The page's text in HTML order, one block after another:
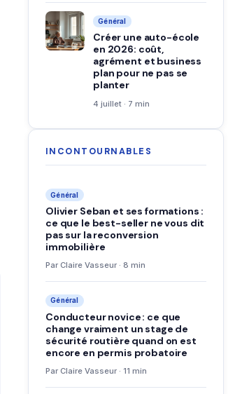
Général
Créer une auto-école
en 2026: coût,
agrément et business
plan pour ne pas se
planter
4 juillet · 7 min
INCONTOURNABLES
Général
Olivier Seban et ses formations :
ce que le best-seller ne vous dit
pas sur la reconversion
immobilière
Par Claire Vasseur · 8 min
Général
Conducteur novice : ce que
change vraiment un stage de
sécurité routière quand on est
encore en permis probatoire
Par Claire Vasseur · 11 min